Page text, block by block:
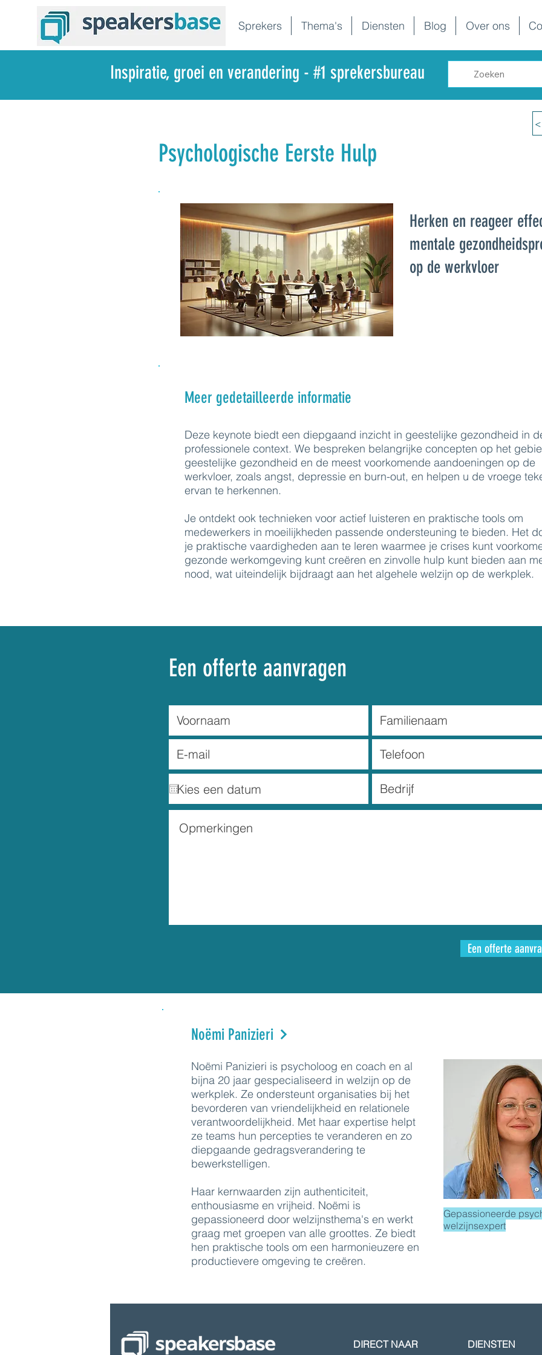
Sprekers Thema's Diensten Blog Over ons
Psychologische Eerste Hulp
Herken en reageer
mentale
op de werkvloer
Meer gedetailleerde informatie
Deze keynote biedt een diepgaand inzicht in geestelijke gezondheid in
professionele context. We bespreken belangrijke concepten op het
geestelijke gezondheid en de meest voorkomende aandoeningen op de
werkvloer, zoals angst, depressie en burn-out, en helpen u de vroege
ervan te herkennen.
Je ontdekt ook technieken voor actief luisteren en praktische tools om
medewerkers in moeilijkheden passende ondersteuning te bieden. Het
je praktische vaardigheden aan te leren waarmee je crises kunt
gezonde werkomgeving kunt creëren en zinvolle hulp kunt bieden aan
nood, wat uiteindelijk bijdraagt aan het algehele welzijn op de werkplek.
Een offerte aanvragen
Een offerte
Noëmi Panizieri
Noëmi Panizieri is psycholoog en coach en al
bijna 20 jaar gespecialiseerd in welzijn op de
werkplek. Ze ondersteunt organisaties bij het
bevorderen van vriendelijkheid en relationele
verantwoordelijkheid. Met haar expertise helpt
ze teams hun percepties te veranderen en zo
diepgaande gedragsverandering te
bewerkstelligen.
Haar kernwaarden zijn authenticiteit,
enthousiasme en vrijheid. Noëmi is
gepassioneerd door welzijnsthema's en werkt
graag met groepen van alle groottes. Ze biedt
hen praktische tools om een harmonieuzere en
productievere omgeving te creëren.
Gepassioneerde
welzijnsexpert
Inspiratie, groei en verandering - #1 sprekersbureau
DIRECT NAAR
DIENSTEN